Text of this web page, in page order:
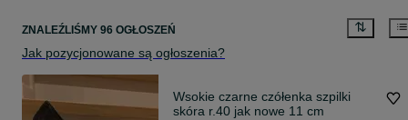
ZNALEŹLIŚMY 96 OGŁOSZEŃ
Jak pozycjonowane są ogłoszenia?
Wsokie czarne czółenka szpilki
skóra r.40 jak nowe 11 cm